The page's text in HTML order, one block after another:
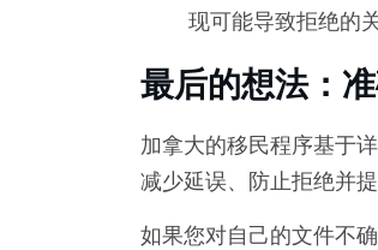
现可能导致拒绝的
最后的想法：
加拿大的移民程序基于
减少延误、防止拒绝并提
如果您对自己的文件不